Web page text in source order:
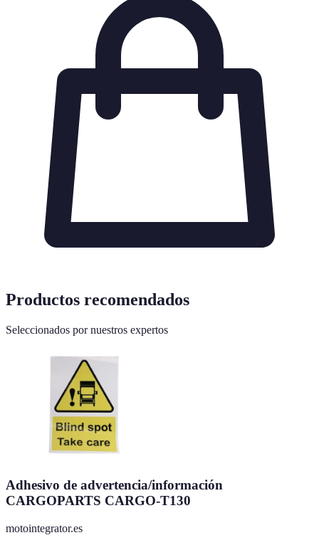
Productos recomendados
Seleccionados por nuestros expertos
Adhesivo de advertencia/información
CARGOPARTS CARGO-T130
motointegrator.es